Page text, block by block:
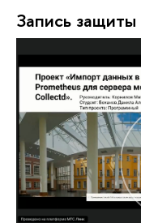
Запись защиты